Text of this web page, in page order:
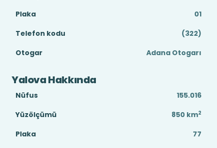
Plaka
01
Telefon kodu
(322)
Otogar
Adana Otogarı
Yalova Hakkında
Nüfus
155.016
Yüzölçümü
850 km2
Plaka
77